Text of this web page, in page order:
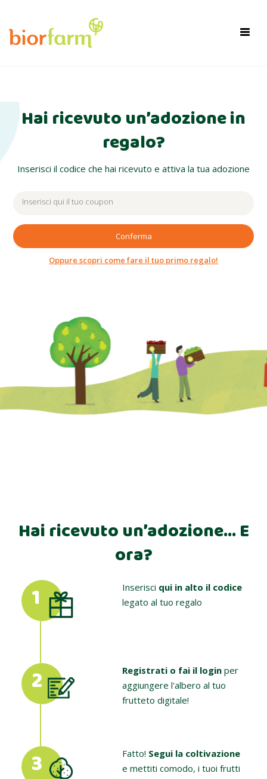
Hai ricevuto un’adozione in
regalo?
Inserisci il codice che hai ricevuto e attiva la tua adozione
Conferma
Oppure scopri come fare il tuo primo regalo!
Hai ricevuto un’adozione… E
ora?
1 Inserisci qui in alto il codice
legato al tuo regalo
2 Registrati o fai il login per
aggiungere l'albero al tuo
frutteto digitale!
3 Fatto! Segui la coltivazione
e mettiti comodo, i tuoi frutti